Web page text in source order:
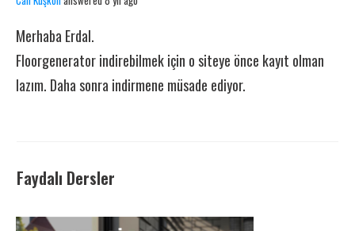
Merhaba Erdal.
Floorgenerator indirebilmek için o siteye önce kayıt olman
lazım. Daha sonra indirmene müsade ediyor.
Faydalı Dersler